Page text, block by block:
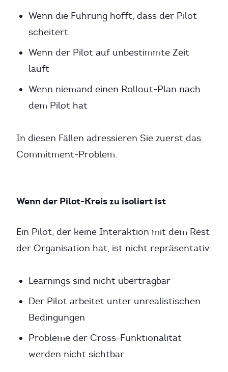
Wenn die Führung hofft, dass der Pilot
scheitert
Wenn der Pilot auf unbestimmte Zeit
läuft
Wenn niemand einen Rollout-Plan nach
dem Pilot hat
In diesen Fällen adressieren Sie zuerst das
Commitment-Problem.
Wenn der Pilot-Kreis zu isoliert ist
Ein Pilot, der keine Interaktion mit dem Rest
der Organisation hat, ist nicht repräsentativ:
Learnings sind nicht übertragbar
Der Pilot arbeitet unter unrealistischen
Bedingungen
Probleme der Cross-Funktionalität
werden nicht sichtbar